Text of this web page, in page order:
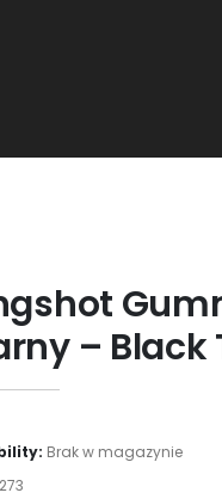
– Black
Brak w magazynie